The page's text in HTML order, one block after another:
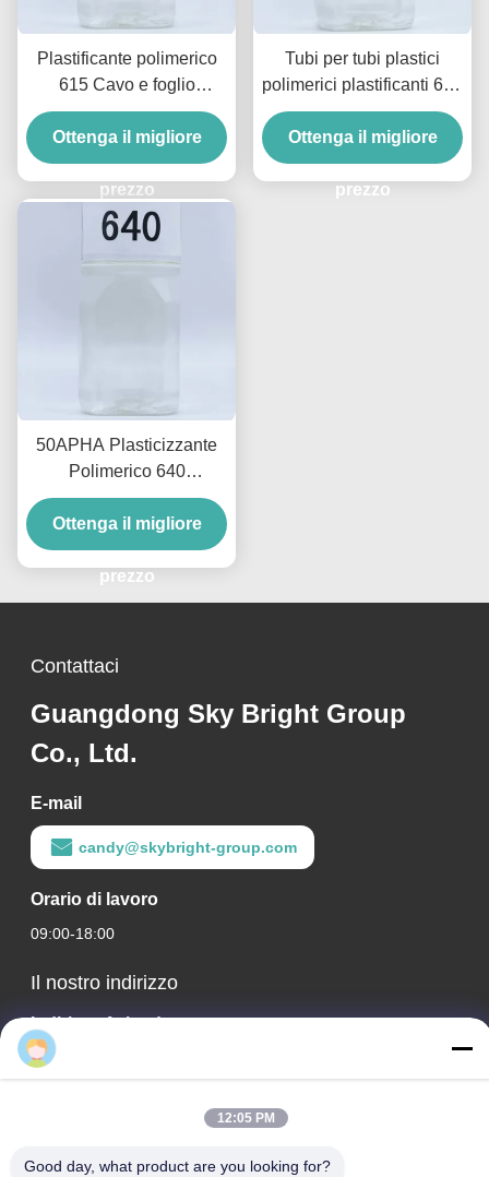
Plastificante polimerico
615 Cavo e foglio
resistente alla migrazione
di solventi e oli
Ottenga il migliore
prezzo
Tubi per tubi plastici
polimerici plastificanti 620
resistenti all'estrazione
per nastri e cavi
Ottenga il migliore
prezzo
50APHA Plasticizzante
Polimerico 640
Plasticizzanti Senza
Ftalati ad Alto Potere
Plasticizzante per Film e
Fogli
Ottenga il migliore
prezzo
Contattaci
Guangdong Sky Bright Group
Co., Ltd.
E-mail
candy@skybright-group.com
Orario di lavoro
09:00-18:00
Il nostro indirizzo
Indirizzo Azienda
RM. 1601-1603, 1606-1608, 1610, N. 21 JIHUA 5TH RD, VIA
ZUMIAO, DISTRETTO DI CHANCHENG, FOSHAN,
12:05 PM
Good day, what product are you looking for?